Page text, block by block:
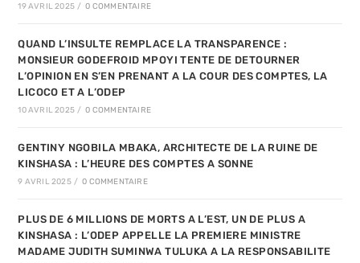
19 AVRIL 2025 / 0 COMMENTAIRE
QUAND L’INSULTE REMPLACE LA TRANSPARENCE :
MONSIEUR GODEFROID MPOYI TENTE DE DETOURNER
L’OPINION EN S’EN PRENANT A LA COUR DES COMPTES, LA
LICOCO ET A L’ODEP
10 AVRIL 2025 / 0 COMMENTAIRE
GENTINY NGOBILA MBAKA, ARCHITECTE DE LA RUINE DE
KINSHASA : L’HEURE DES COMPTES A SONNE
9 AVRIL 2025 / 0 COMMENTAIRE
PLUS DE 6 MILLIONS DE MORTS A L’EST, UN DE PLUS A
KINSHASA : L’ODEP APPELLE LA PREMIERE MINISTRE
MADAME JUDITH SUMINWA TULUKA A LA RESPONSABILITE